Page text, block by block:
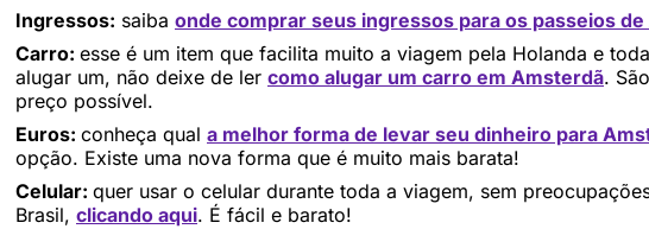
Ingressos: saiba onde comprar seus ingressos para os passeios
Carro: esse é um item que facilita muito a viagem pela Holanda e
alugar um, não deixe de ler como alugar um carro em Amsterdã.
preço possível.
Euros: conheça qual a melhor forma de levar seu dinheiro para
opção. Existe uma nova forma que é muito mais barata!
Celular: quer usar o celular durante toda a viagem, sem
Brasil, clicando aqui. É fácil e barato!